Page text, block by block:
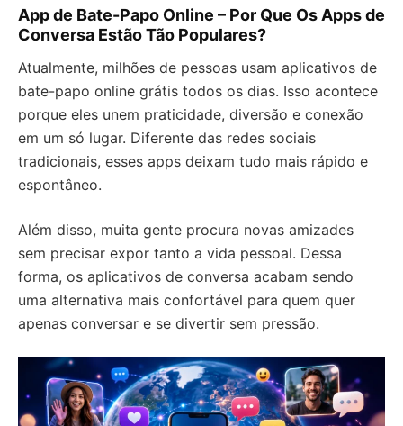
App de Bate-Papo Online – Por Que Os Apps de
Conversa Estão Tão Populares?
Atualmente, milhões de pessoas usam aplicativos de
bate-papo online grátis todos os dias. Isso acontece
porque eles unem praticidade, diversão e conexão
em um só lugar. Diferente das redes sociais
tradicionais, esses apps deixam tudo mais rápido e
espontâneo.
Além disso, muita gente procura novas amizades
sem precisar expor tanto a vida pessoal. Dessa
forma, os aplicativos de conversa acabam sendo
uma alternativa mais confortável para quem quer
apenas conversar e se divertir sem pressão.